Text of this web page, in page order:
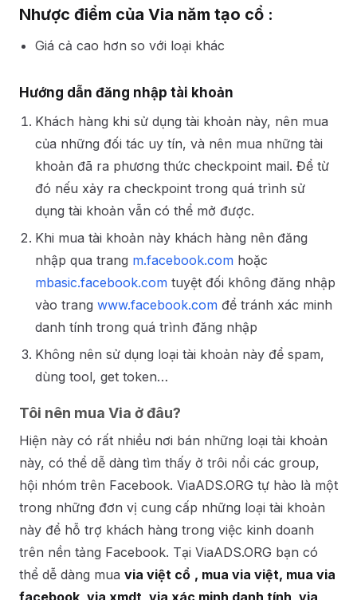
Nhược điểm của Via năm tạo cổ :
Giá cả cao hơn so với loại khác
Hướng dẫn đăng nhập tài khoản
Khách hàng khi sử dụng tài khoản này, nên mua
của những đối tác uy tín, và nên mua những tài
khoản đã ra phương thức checkpoint mail. Để từ
đó nếu xảy ra checkpoint trong quá trình sử
dụng tài khoản vẫn có thể mở được.
Khi mua tài khoản này khách hàng nên đăng
nhập qua trang m.facebook.com hoặc
mbasic.facebook.com tuyệt đối không đăng nhập
vào trang www.facebook.com để tránh xác minh
danh tính trong quá trình đăng nhập
Không nên sử dụng loại tài khoản này để spam,
dùng tool, get token…
Tôi nên mua Via ở đâu?
Hiện này có rất nhiều nơi bán những loại tài khoản
này, có thể dễ dàng tìm thấy ở trôi nổi các group,
hội nhóm trên Facebook. ViaADS.ORG tự hào là một
trong những đơn vị cung cấp những loại tài khoản
này để hỗ trợ khách hàng trong việc kinh doanh
trên nền tảng Facebook. Tại ViaADS.ORG bạn có
thể dễ dàng mua via việt cổ , mua via việt, mua via
facebook, via xmdt, via xác minh danh tính, via